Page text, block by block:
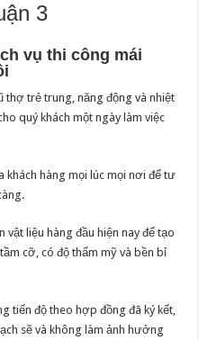
3
vụ thi công mái
thợ trẻ trung, năng động và nhiệt
quý khách một ngày làm việc
khách hàng mọi lúc mọi nơi để tư
liệu hàng đầu hiện nay để tạo
cỡ, có độ thẩm mỹ và bền bỉ
tiến độ theo hợp đồng đã ký kết,
sẽ và không làm ảnh hưởng